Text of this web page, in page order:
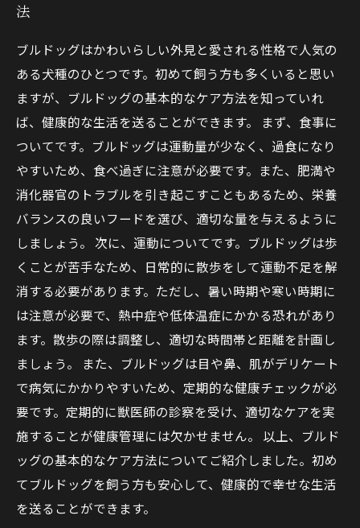
法
ブルドッグはかわいらしい外見と愛される性格で人気の
ある犬種のひとつです。初めて飼う方も多くいると思い
ますが、ブルドッグの基本的なケア方法を知っていれ
ば、健康的な生活を送ることができます。 まず、食事に
ついてです。ブルドッグは運動量が少なく、過食になり
やすいため、食べ過ぎに注意が必要です。また、肥満や
消化器官のトラブルを引き起こすこともあるため、栄養
バランスの良いフードを選び、適切な量を与えるように
しましょう。 次に、運動についてです。ブルドッグは歩
くことが苦手なため、日常的に散歩をして運動不足を解
消する必要があります。ただし、暑い時期や寒い時期に
は注意が必要で、熱中症や低体温症にかかる恐れがあり
ます。散歩の際は調整し、適切な時間帯と距離を計画し
ましょう。 また、ブルドッグは目や鼻、肌がデリケート
で病気にかかりやすいため、定期的な健康チェックが必
要です。定期的に獣医師の診察を受け、適切なケアを実
施することが健康管理には欠かせません。 以上、ブルド
ッグの基本的なケア方法についてご紹介しました。初め
てブルドッグを飼う方も安心して、健康的で幸せな生活
を送ることができます。